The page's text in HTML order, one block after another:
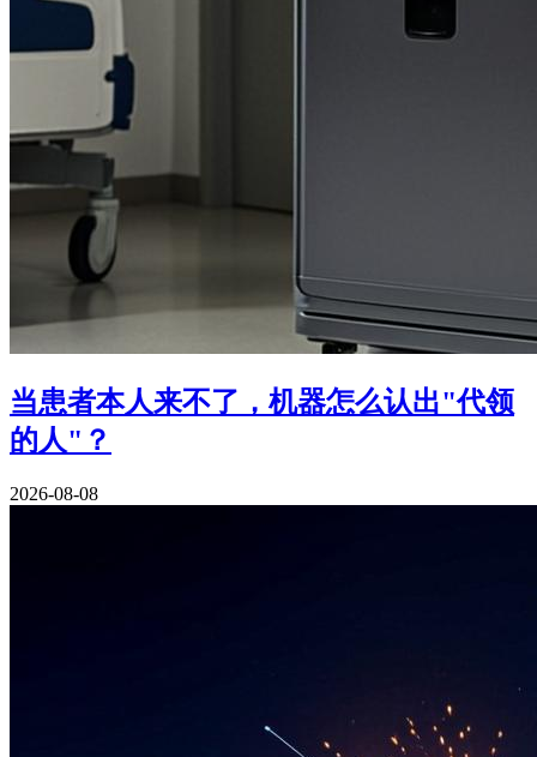
当患者本人来不了，机器怎么认出"代领
的人"？
2026-08-08